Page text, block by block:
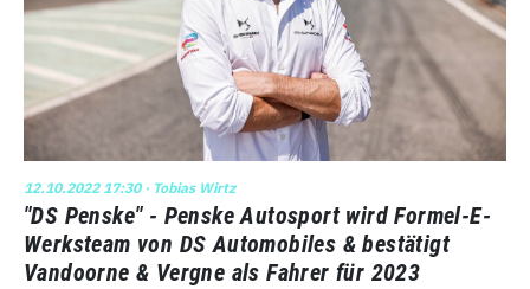
12.10.2022 17:30· Tobias Wirtz
"DS Penske" - Penske Autosport wird Formel-E-
Werksteam von DS Automobiles & bestätigt
Vandoorne & Vergne als Fahrer für 2023